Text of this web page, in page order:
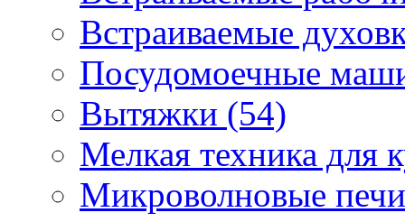
Встраиваемые
Посудомоечные
Вытяжки (54)
Мелкая техника для
Микроволновые